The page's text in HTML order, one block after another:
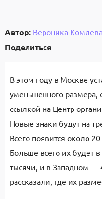
Автор: Вероника Комлева
Поделиться
В этом году в Москве
уменьшенного размера,
ссылкой на Центр
Новые знаки будут на
Всего появится около
Больше всего их будет
тысячи, и в Западном —
рассказали, где их